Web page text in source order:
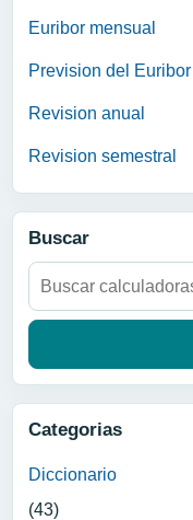
Euribor mensual
Prevision del Euribor
Revision anual
Revision semestral
Buscar
Buscar:
Categorias
Diccionario
(43)